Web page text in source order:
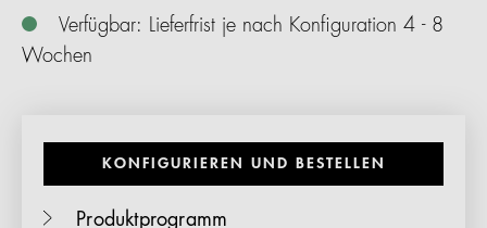
Verfügbar: Lieferfrist je nach Konfiguration 4 - 8
Wochen
KONFIGURIEREN UND BESTELLEN
Produktprogramm